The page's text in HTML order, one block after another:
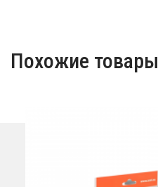
Похожие товары